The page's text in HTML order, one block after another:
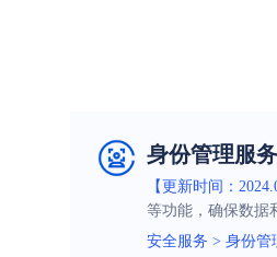
身份管理服务
【更新时间：
等功能，确保数据
安全服务 > 身份管